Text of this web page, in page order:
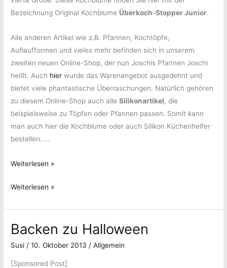
Bezeichnung Original Kochblume Überkoch-Stopper Junior.
Alle anderen Artikel wie z.B. Pfannen, Kochtöpfe,
Auflaufformen und vieles mehr befinden sich in unserem
zweiten neuen Online-Shop, der nun Joschis Pfannen Joschi
heißt. Auch hier wurde das Warenangebot ausgedehnt und
bietet viele phantastische Überraschungen. Natürlich gehören
zu diesem Online-Shop auch alleSilikonartikel, die
beispielsweise zu Töpfen oder Pfannen passen. Somit kann
man auch hier die Kochblume oder auch Silikon Küchenhelfer
bestellen. …
Aus
mach
Unsere
Shop
Weiterlesen »
Aus
mach
zwei
Unsere
neuen
Weiterlesen »
Backen zu Halloween
Susi/10. Oktober 2013/Allgemein
[Sponsored Post]